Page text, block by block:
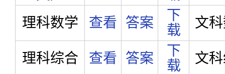
理科数学 查看 答案
下
载
文
理科综合 查看 答案
下
载
文